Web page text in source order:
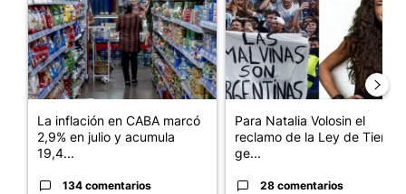
La inflación en CABA marcó
2,9% en julio y acumula
19,4...
134 comentarios
Para Natalia Volosin el
reclamo de la Ley de Tierras
ge...
28 comentarios